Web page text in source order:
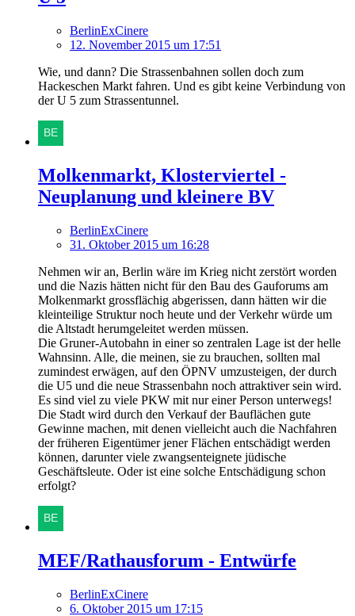
BerlinExCinere
12. November 2015 um 17:51
Wie, und dann? Die Strassenbahnen sollen doch zum
Hackeschen Markt fahren. Und es gibt keine Verbindung von
der U 5 zum Strassentunnel.
Molkenmarkt, Klosterviertel -
Neuplanung und kleinere BV
BerlinExCinere
31. Oktober 2015 um 16:28
Nehmen wir an, Berlin wäre im Krieg nicht zerstört worden
und die Nazis hätten nicht für den Bau des Gauforums am
Molkenmarkt grossflächig abgerissen, dann hätten wir die
kleinteilige Struktur noch heute und der Verkehr würde um
die Altstadt herumgeleitet werden müssen.
Die Gruner-Autobahn in einer so zentralen Lage ist der helle
Wahnsinn. Alle, die meinen, sie zu brauchen, sollten mal
zumindest erwägen, auf den ÖPNV umzusteigen, der durch
die U5 und die neue Strassenbahn noch attraktiver sein wird.
Es sind viel zu viele PKW mit nur einer Person unterwegs!
Die Stadt wird durch den Verkauf der Bauflächen gute
Gewinne machen, mit denen vielleicht auch die Nachfahren
der früheren Eigentümer jener Flächen entschädigt werden
können, darunter viele zwangsenteignete jüdische
Geschäftsleute. Oder ist eine solche Entschädigung schon
erfolgt?
MEF/Rathausforum - Entwürfe
BerlinExCinere
6. Oktober 2015 um 17:15